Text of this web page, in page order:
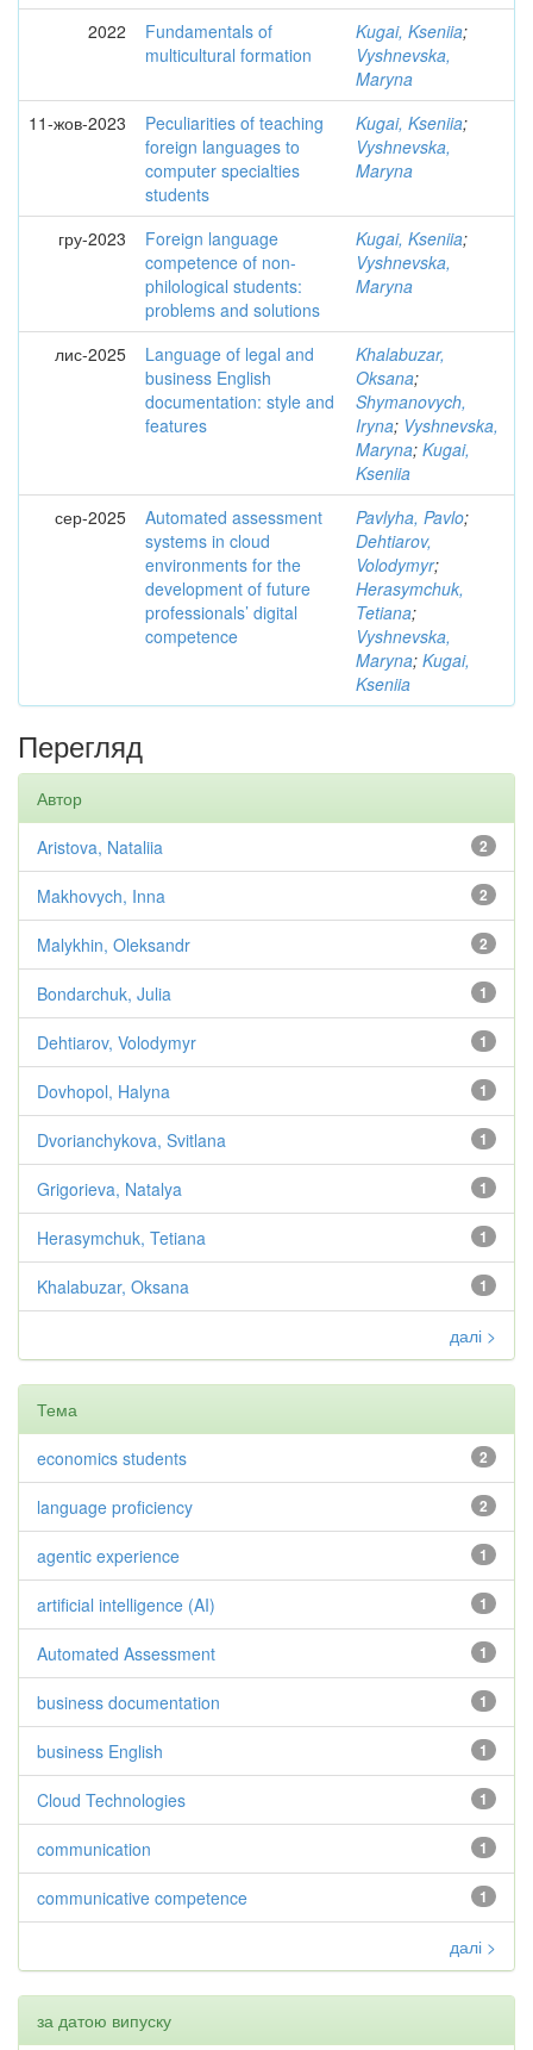
2022
Fundamentals of
multicultural formation
Kugai, Kseniia;
Vyshnevska,
Maryna
11-жов-2023
Peculiarities of teaching
foreign languages to
computer specialties
students
Kugai, Kseniia;
Vyshnevska,
Maryna
гру-2023
Foreign language
competence of non-
philological students:
problems and solutions
Kugai, Kseniia;
Vyshnevska,
Maryna
лис-2025
Language of legal and
business English
documentation: style and
features
Khalabuzar,
Oksana;
Shymanovych,
Iryna; Vyshnevska,
Maryna; Kugai,
Kseniia
сер-2025
Automated assessment
systems in cloud
environments for the
development of future
professionals’ digital
competence
Pavlyha, Pavlo;
Dehtiarov,
Volodymyr;
Herasymchuk,
Tetiana;
Vyshnevska,
Maryna; Kugai,
Kseniia
Перегляд
Автор
2
Aristova, Nataliia
2
Makhovych, Inna
2
Malykhin, Oleksandr
1
Bondarchuk, Julia
1
Dehtiarov, Volodymyr
1
Dovhopol, Halyna
1
Dvorianchykova, Svitlana
1
Grigorieva, Natalya
1
Herasymchuk, Tetiana
1
Khalabuzar, Oksana
далі >
Тема
2
economics students
2
language proficiency
1
agentic experience
1
artificial intelligence (AI)
1
Automated Assessment
1
business documentation
1
business English
1
Cloud Technologies
1
communication
1
communicative competence
далі >
за датою випуску